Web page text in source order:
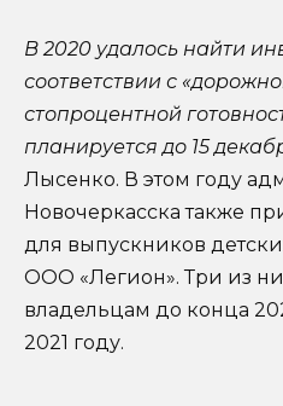
В 2020 удалось найти
соответствии с
стопроцентной
планируется до 15
Лысенко. В этом году
Новочеркасска также
для выпускников
ООО «Легион». Три из
владельцам до конца
2021 году.